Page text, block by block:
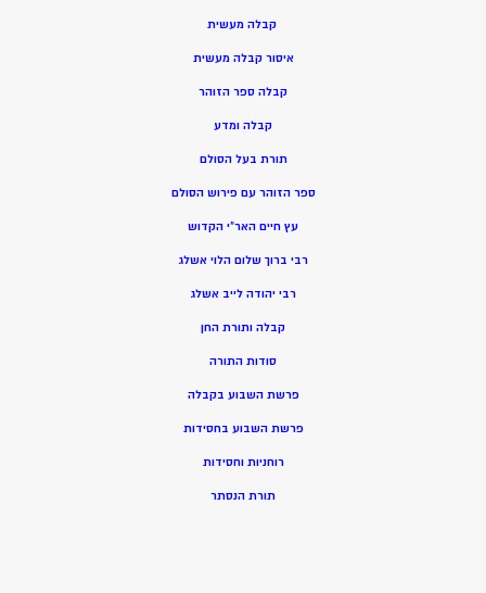
קבלה מעשית
איסור קבלה מעשית
קבלה ספר הזוהר
קבלה ומדע
תורת בעל הסולם
ספר הזוהר עם פירוש הסולם
עץ חיים האר”י הקדוש
רבי ברוך שלום הלוי אשלג
רבי יהודה לייב אשלג
קבלה ותורת החן
סודות התורה
פרשת השבוע בקבלה
פרשת השבוע בחסידות
רוחניות וחסידות
תורת הנסתר